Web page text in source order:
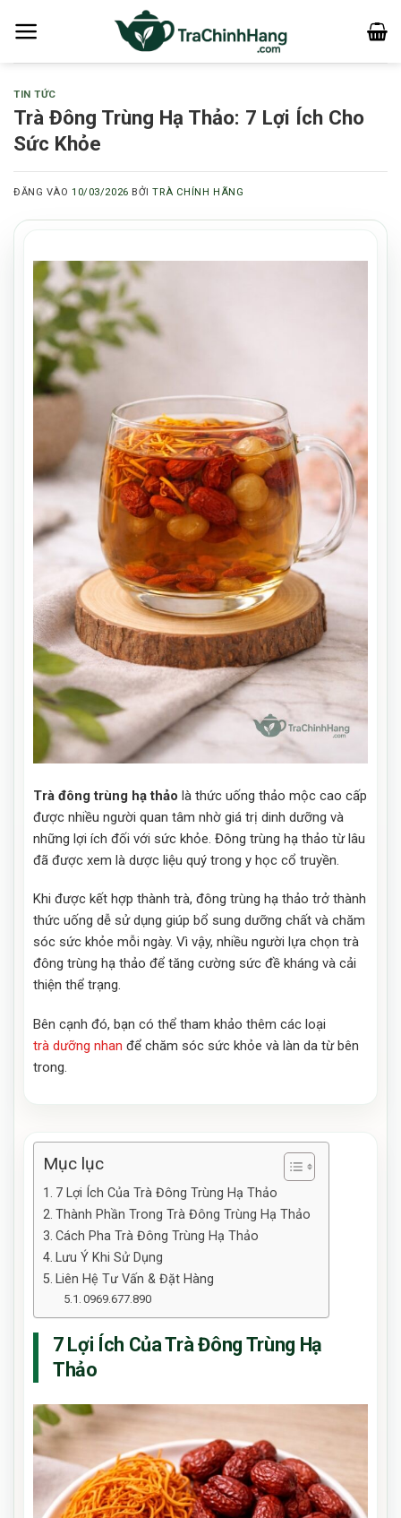
qua
TIN TỨC
Trà Đông Trùng Hạ Thảo: 7 Lợi Ích Cho
Sức Khỏe
ĐĂNG VÀO10/03/2026 BỞITRÀ CHÍNH HÃNG
Trà đông trùng hạ thảo là thức uống thảo mộc cao cấp
được nhiều người quan tâm nhờ giá trị dinh dưỡng và
những lợi ích đối với sức khỏe. Đông trùng hạ thảo từ lâu
đã được xem là dược liệu quý trong y học cổ truyền.
Khi được kết hợp thành trà, đông trùng hạ thảo trở thành
thức uống dễ sử dụng giúp bổ sung dưỡng chất và chăm
sóc sức khỏe mỗi ngày. Vì vậy, nhiều người lựa chọn trà
đông trùng hạ thảo để tăng cường sức đề kháng và cải
thiện thể trạng.
Bên cạnh đó, bạn có thể tham khảo thêm các loại
trà dưỡng nhan để chăm sóc sức khỏe và làn da từ bên
trong.
Mục lục
7 Lợi Ích Của Trà Đông Trùng Hạ Thảo
Thành Phần Trong Trà Đông Trùng Hạ Thảo
Cách Pha Trà Đông Trùng Hạ Thảo
Lưu Ý Khi Sử Dụng
Liên Hệ Tư Vấn & Đặt Hàng
0969.677.890
7 Lợi Ích Của Trà Đông Trùng Hạ
Thảo